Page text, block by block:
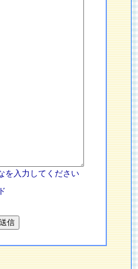
を入力してください